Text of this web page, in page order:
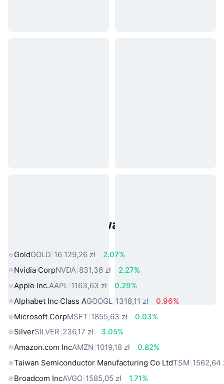
Popularne aktywa ze świata
GoldGOLD 16 129,26 zł
2.07%
Nvidia CorpNVDA 831,36 zł
2.27%
Apple Inc.AAPL 1163,63 zł
0.29%
Alphabet Inc Class AGOOGL 1318,11 zł
0.96%
Microsoft CorpMSFT 1855,63 zł
0.03%
SilverSILVER 236,17 zł
3.05%
Amazon.com IncAMZN 1019,18 zł
0.82%
Taiwan Semiconductor Manufacturing Co LtdTSM 1562,64
Broadcom IncAVGO 1585,05 zł
1.71%